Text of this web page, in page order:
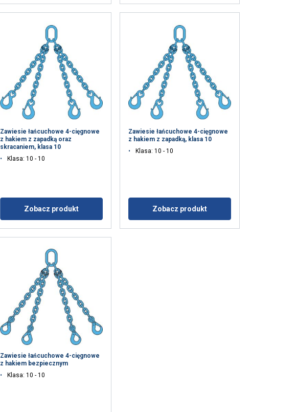
Zawiesie łańcuchowe 4-cięgnowe
z hakiem z zapadką oraz
skracaniem, klasa 10
Klasa: 10 - 10
Zobacz produkt
Zawiesie łańcuchowe 4-cięgnowe
z hakiem z zapadką, klasa 10
Klasa: 10 - 10
Zobacz produkt
Zawiesie łańcuchowe 4-cięgnowe
z hakiem bezpiecznym
Klasa: 10 - 10